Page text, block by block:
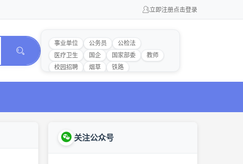
立即注册点击登录
事业单位 公务员
公检法
医疗卫生
国企 国家部委
教师
校园招聘
烟草 铁路
关注公众号